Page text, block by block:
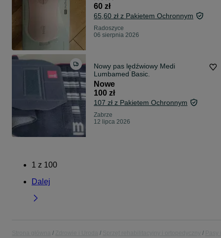
60 zł
65,60 zł z Pakietem Ochronnym
Radoszyce
06 sierpnia 2026
Nowy pas lędźwiowy Medi
Lumbamed Basic.
Nowe
100 zł
107 zł z Pakietem Ochronnym
Zabrze
12 lipca 2026
1 z 100
Dalej